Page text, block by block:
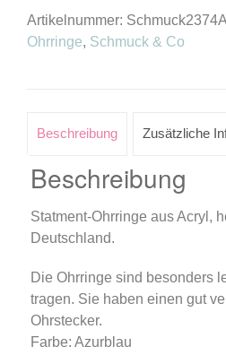
Menge
Artikelnummer:
Ohrringe, Schmuck & Co
Beschreibung Zusätzliche
Beschreibung
Statment-Ohrringe aus Acryl,
Deutschland.
Die Ohrringe sind besonders
tragen. Sie haben einen gut
Ohrstecker.
Farbe: Azurblau